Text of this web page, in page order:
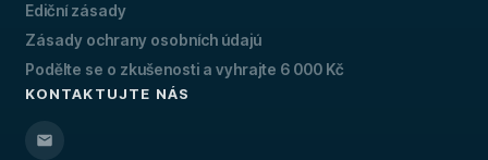
Ediční zásady
Zásady ochrany osobních údajú
Podělte se o zkušenosti a vyhrajte 6 000 Kč
KONTAKTUJTE NÁS